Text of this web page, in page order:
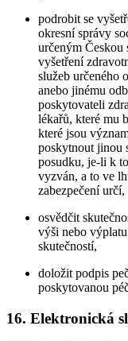
podrobit se
okresní správy
určeným Českou
vyšetření
služeb určeného
anebo jinému
poskytovateli
lékařů, které mu
které jsou
poskytnout jinou
posudku, je-li k
vyzván, a to ve
zabezpečení určí,
osvědčit
výši nebo
skutečností,
doložit podpis
poskytovanou
16. Elektronická